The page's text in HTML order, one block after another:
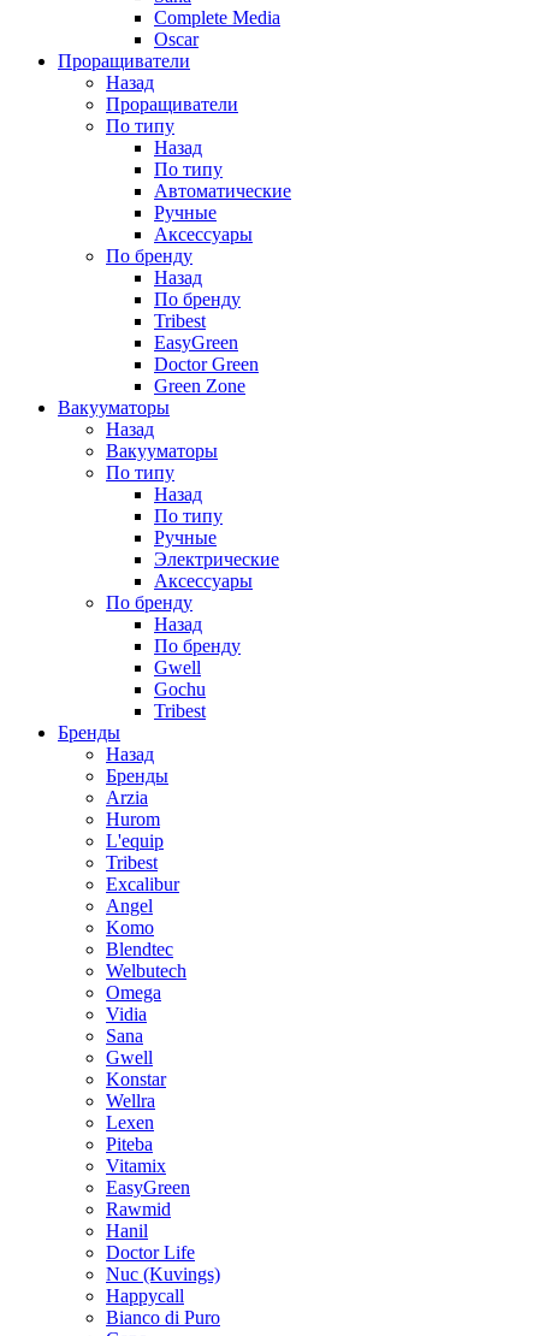
Complete Media
Oscar
Проращиватели
Назад
Проращиватели
По типу
Назад
По типу
Автоматические
Ручные
Аксессуары
По бренду
Назад
По бренду
Tribest
EasyGreen
Doctor Green
Green Zone
Вакууматоры
Назад
Вакууматоры
По типу
Назад
По типу
Ручные
Электрические
Аксессуары
По бренду
Назад
По бренду
Gwell
Gochu
Tribest
Бренды
Назад
Бренды
Arzia
Hurom
L'equip
Tribest
Excalibur
Angel
Komo
Blendtec
Welbutech
Omega
Vidia
Sana
Gwell
Konstar
Wellra
Lexen
Piteba
Vitamix
EasyGreen
Rawmid
Hanil
Doctor Life
Nuc (Kuvings)
Happycall
Bianco di Puro